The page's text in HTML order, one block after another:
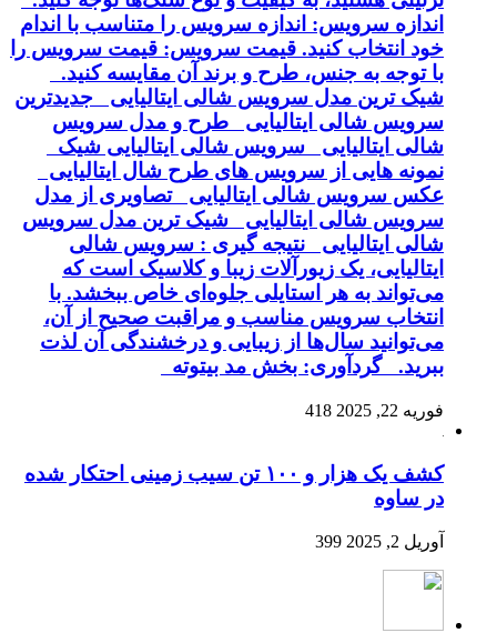
اندازه سرویس: اندازه سرویس را متناسب با اندام
خود انتخاب کنید. قیمت سرویس: قیمت سرویس را
با توجه به جنس، طرح و برند آن مقایسه کنید.
شیک ترین مدل سرویس شالی ایتالیایی جدیدترین
سرویس شالی ایتالیایی طرح و مدل سرویس
شالی ایتالیایی سرویس شالی ایتالیایی شیک
نمونه هایی از سرویس های طرح شال ایتالیایی
عکس سرویس شالی ایتالیایی تصاویری از مدل
سرویس شالی ایتالیایی شیک ترین مدل سرویس
شالی ایتالیایی نتیجه گیری : سرویس شالی
ایتالیایی، یک زیورآلات زیبا و کلاسیک است که
می‌تواند به هر استایلی جلوه‌ای خاص ببخشد. با
انتخاب سرویس مناسب و مراقبت صحیح از آن،
می‌توانید سال‌ها از زیبایی و درخشندگی آن لذت
ببرید. گردآوری: بخش مد بیتوته
فوریه 22, 2025 418
کشف یک هزار و ۱۰۰ تن سیب زمینی احتکار شده
در ساوه
آوریل 2, 2025 399